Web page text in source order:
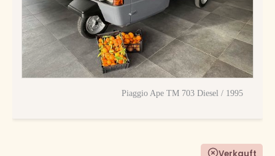
Piaggio Ape TM 703 Diesel / 1995
Verkauft